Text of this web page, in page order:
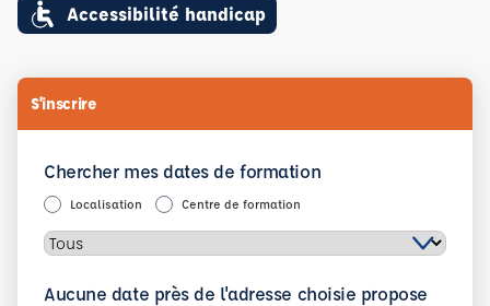
Accessibilité handicap
S'inscrire
Chercher mes dates de formation
Localisation Centre de formation
Aucune date près de l'adresse choisie propose